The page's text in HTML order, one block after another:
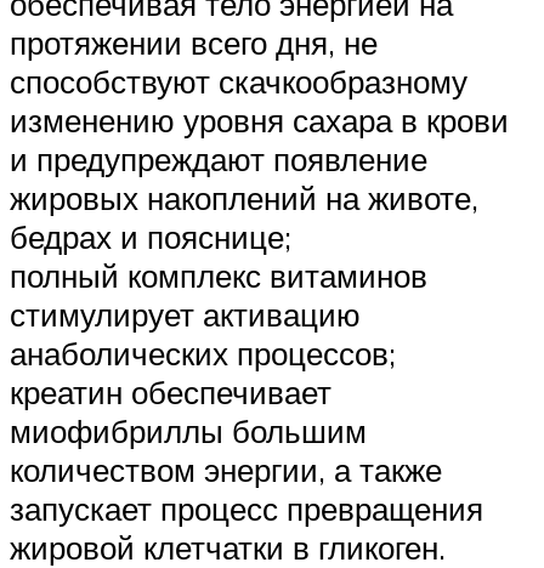
протяжении всего дня, не
способствуют скачкообразному
изменению уровня сахара в крови
и предупреждают появление
жировых накоплений на животе,
бедрах и пояснице;
полный комплекс витаминов
стимулирует активацию
анаболических процессов;
креатин обеспечивает
миофибриллы большим
количеством энергии, а также
запускает процесс превращения
жировой клетчатки в гликоген.